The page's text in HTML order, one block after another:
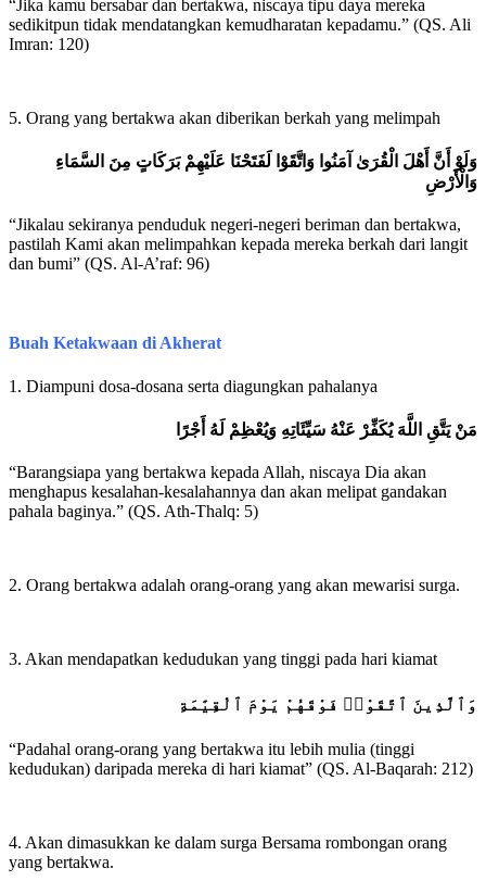
“Jika kamu bersabar dan bertakwa, niscaya tipu daya mereka
sedikitpun tidak mendatangkan kemudharatan kepadamu.” (QS. Ali
Imran: 120)
5. Orang yang bertakwa akan diberikan berkah yang melimpah
وَلَوْ أَنَّ أَهْلَ الْقُرَىٰ آمَنُوا وَاتَّقَوْا لَفَتَحْنَا عَلَيْهِمْ بَرَكَاتٍ مِنَ السَّمَاءِ
وَالْأَرْضِ
“Jikalau sekiranya penduduk negeri-negeri beriman dan bertakwa,
pastilah Kami akan melimpahkan kepada mereka berkah dari langit
dan bumi” (QS. Al-A’raf: 96)
Buah Ketakwaan di Akherat
1. Diampuni dosa-dosana serta diagungkan pahalanya
مَنْ يَتَّقِ اللَّهَ يُكَفِّرْ عَنْهُ سَيِّئَاتِهِ وَيُعْظِمْ لَهُ أَجْرًا
“Barangsiapa yang bertakwa kepada Allah, niscaya Dia akan
menghapus kesalahan-kesalahannya dan akan melipat gandakan
pahala baginya.” (QS. Ath-Thalq: 5)
2. Orang bertakwa adalah orang-orang yang akan mewarisi surga.
3. Akan mendapatkan kedudukan yang tinggi pada hari kiamat
وَٱلَّذِينَ ٱتَّقَوْا۟ فَوْقَهُمْ يَوْمَ ٱلْقِيَٰمَةِ
“Padahal orang-orang yang bertakwa itu lebih mulia (tinggi
kedudukan) daripada mereka di hari kiamat” (QS. Al-Baqarah: 212)
4. Akan dimasukkan ke dalam surga Bersama rombongan orang
yang bertakwa.